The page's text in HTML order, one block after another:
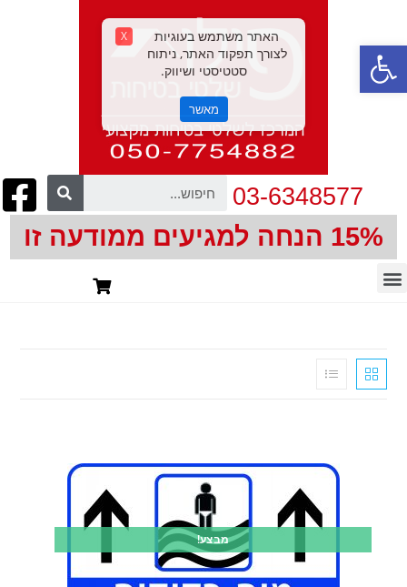
פתח סרגל נגישות
03-6348577
15% הנחה למגיעים ממודעה זו
מבצע!
X
האתר משתמש בעוגיות
לצורך תפקוד האתר, ניתוח
סטטיסטי ושיווק.
מאשר